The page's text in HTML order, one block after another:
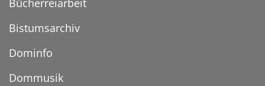
Bücherreiarbeit
Bistumsarchiv
Dominfo
Dommusik